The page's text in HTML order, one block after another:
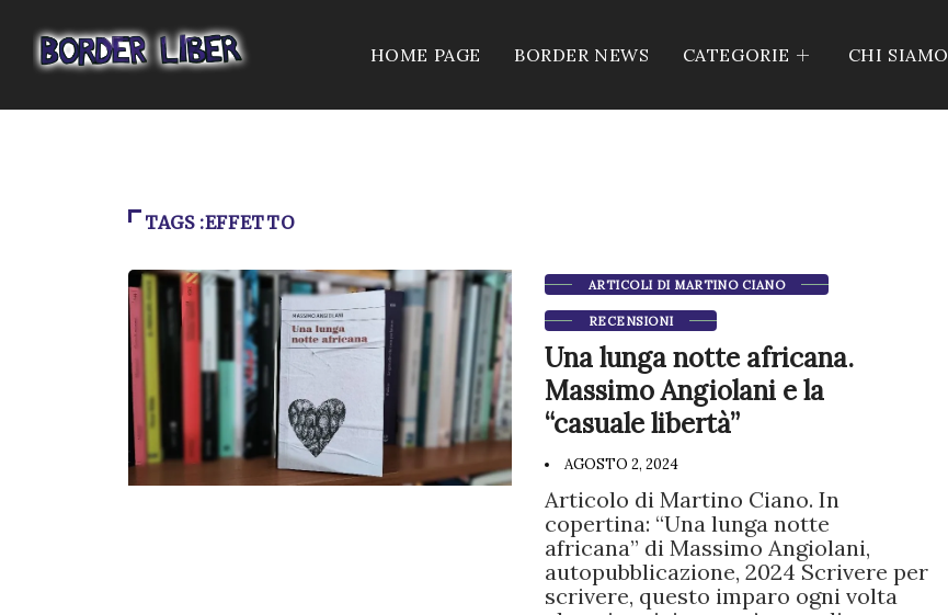
HOME PAGE BORDER NEWS CATEGORIE CHI SIAMO
TAGS :EFFETTO
ARTICOLI DI MARTINO CIANO
RECENSIONI
Una lunga notte africana.
Massimo Angiolani e la
“casuale libertà”
AGOSTO 2, 2024
Articolo di Martino Ciano. In
copertina: “Una lunga notte
africana” di Massimo Angiolani,
autopubblicazione, 2024 Scrivere per
scrivere, questo imparo ogni volta